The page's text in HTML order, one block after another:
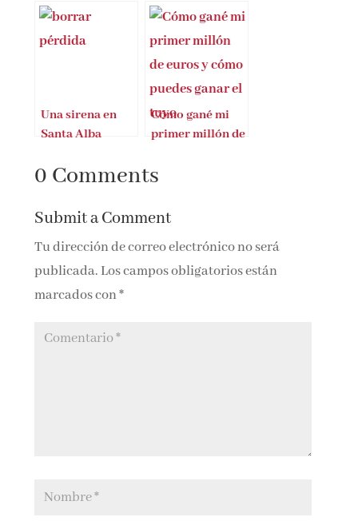
Una sirena en
Santa Alba
Cómo gané mi
primer millón de
puedes ganar el
0 Comments
Submit a Comment
Tu dirección de correo electrónico no será
publicada. Los campos obligatorios están
marcados con*